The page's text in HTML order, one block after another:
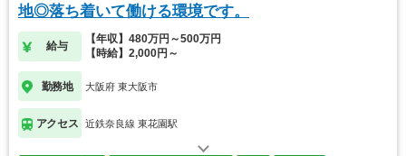
地◎落ち着いて働ける環境です。
給与
【年収】480万円～500万円
【時給】2,000円～
勤務地 大阪府 東大阪市
アクセス 近鉄奈良線 東花園駅